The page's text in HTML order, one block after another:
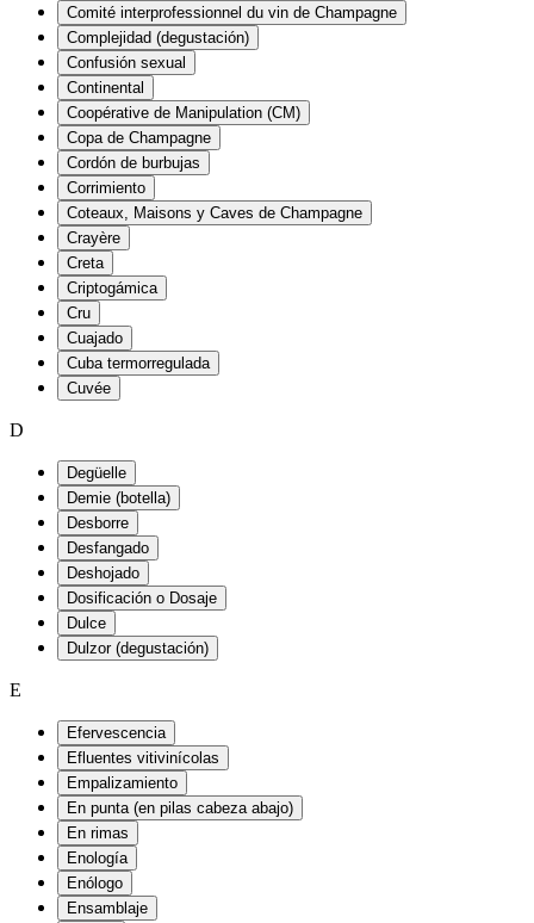
Comité interprofessionnel du vin de Champagne
Complejidad (degustación)
Confusión sexual
Continental
Coopérative de Manipulation (CM)
Copa de Champagne
Cordón de burbujas
Corrimiento
Coteaux, Maisons y Caves de Champagne
Crayère
Creta
Criptogámica
Cru
Cuajado
Cuba termorregulada
Cuvée
D
Degüelle
Demie (botella)
Desborre
Desfangado
Deshojado
Dosificación o Dosaje
Dulce
Dulzor (degustación)
E
Efervescencia
Efluentes vitivinícolas
Empalizamiento
En punta (en pilas cabeza abajo)
En rimas
Enología
Enólogo
Ensamblaje